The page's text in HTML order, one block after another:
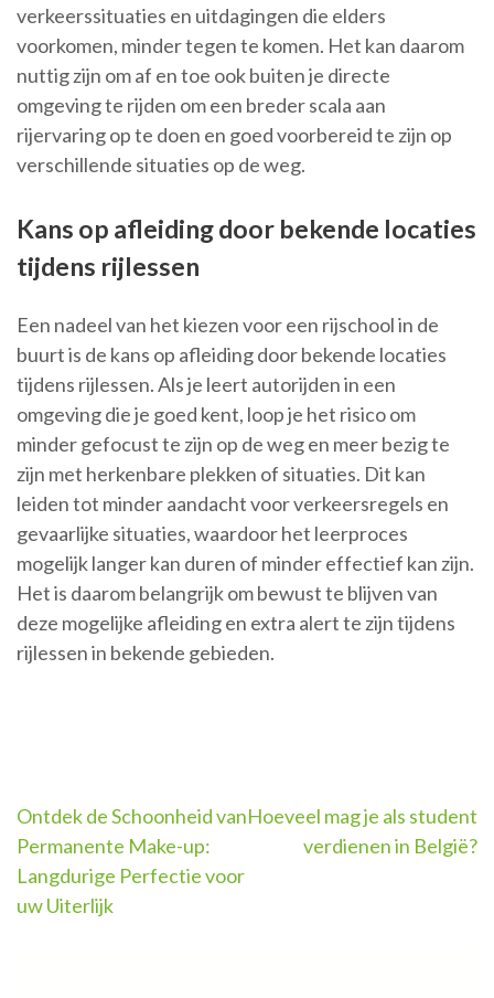
verkeerssituaties en uitdagingen die elders
voorkomen, minder tegen te komen. Het kan daarom
nuttig zijn om af en toe ook buiten je directe
omgeving te rijden om een breder scala aan
rijervaring op te doen en goed voorbereid te zijn op
verschillende situaties op de weg.
Kans op afleiding door bekende locaties
tijdens rijlessen
Een nadeel van het kiezen voor een rijschool in de
buurt is de kans op afleiding door bekende locaties
tijdens rijlessen. Als je leert autorijden in een
omgeving die je goed kent, loop je het risico om
minder gefocust te zijn op de weg en meer bezig te
zijn met herkenbare plekken of situaties. Dit kan
leiden tot minder aandacht voor verkeersregels en
gevaarlijke situaties, waardoor het leerproces
mogelijk langer kan duren of minder effectief kan zijn.
Het is daarom belangrijk om bewust te blijven van
deze mogelijke afleiding en extra alert te zijn tijdens
rijlessen in bekende gebieden.
Berichtnavigatie
Ontdek de Schoonheid van
Permanente Make-up:
Langdurige Perfectie voor
uw Uiterlijk
Hoeveel mag je als student
verdienen in België?